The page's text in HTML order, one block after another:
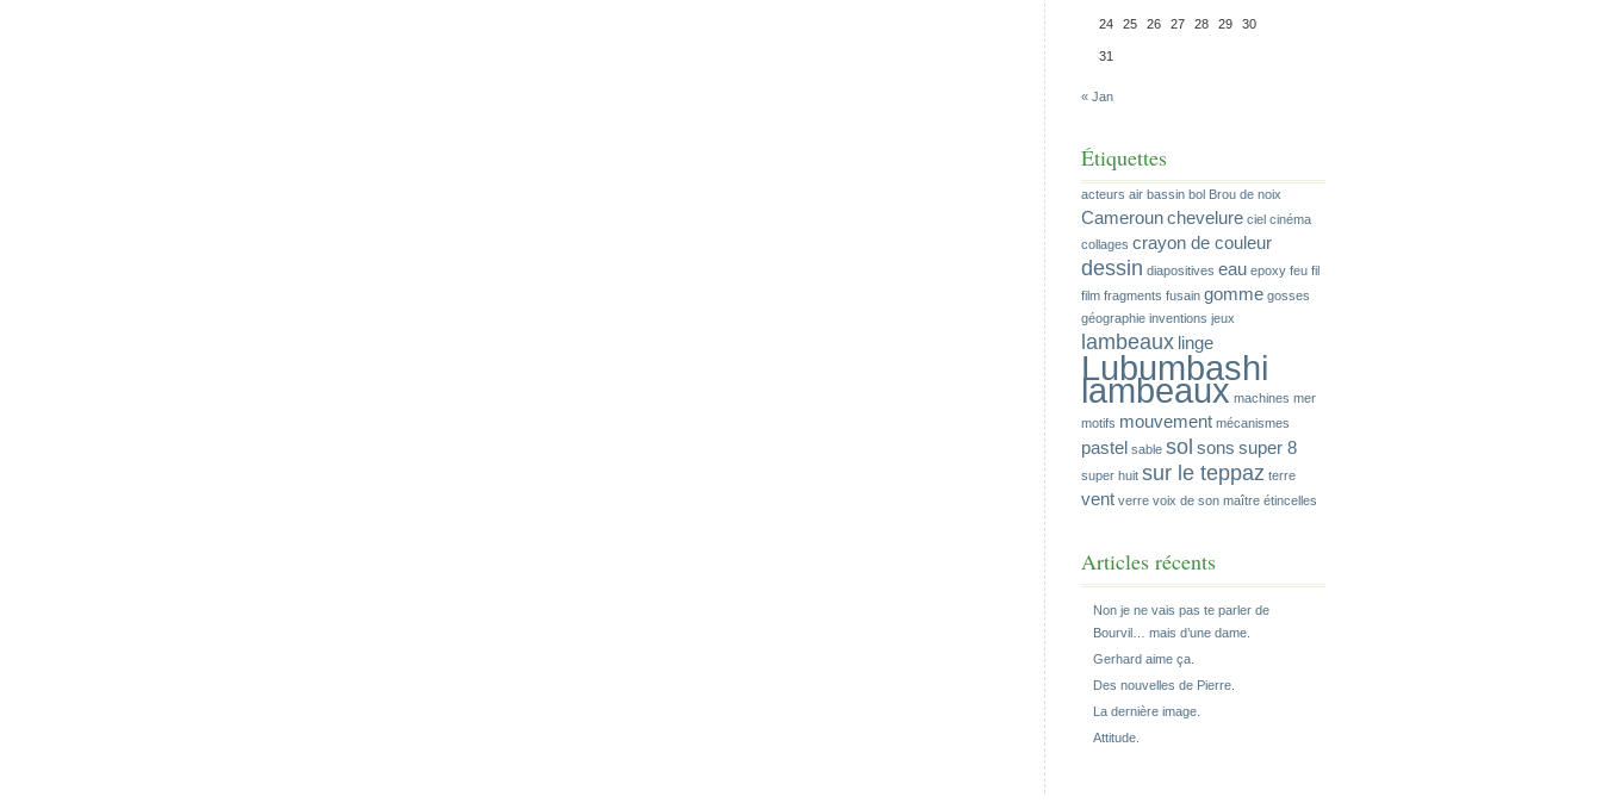
24 25 26 27 28 29 30
31
« Jan
Étiquettes
acteurs air bassin bol Brou de noix
Camerounchevelure ciel cinéma
collages crayon de couleur
dessin diapositives eau epoxy feu fil
film fragments fusain gomme gosses
géographie inventions jeux
lambeaux linge
Lubumbashi
lambeaux machines mer
motifs mouvement mécanismes
pastel sable sol sons super 8
super huit sur le teppaz terre
vent verre voix de son maître étincelles
Articles récents
Non je ne vais pas te parler de
Bourvil… mais d’une dame.
Gerhard aime ça.
Des nouvelles de Pierre.
La dernière image.
Attitude.